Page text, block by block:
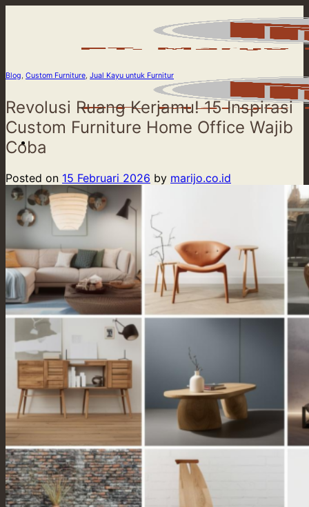
Beranda
Product
Our Service
Our Supply
Tentang Kami
Kontak Kami
Blog, Custom Furniture, Jual Kayu untuk Furnitur
Revolusi Ruang Kerjamu! 15 Inspirasi
Custom Furniture Home Office Wajib
Coba
Posted on 15 Februari 2026 by marijo.co.id